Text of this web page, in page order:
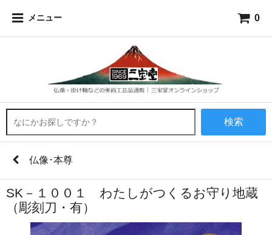
メニュー 0
検索
仏像･本尊
SK－１００１ わたしがつくるお守り地蔵
（彫刻刀・有）